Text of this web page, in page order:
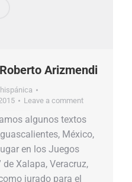
Arizmendi
Leave a comment
algunos textos
México,
en los Juegos
de Xalapa, Veracruz,
jurado para el